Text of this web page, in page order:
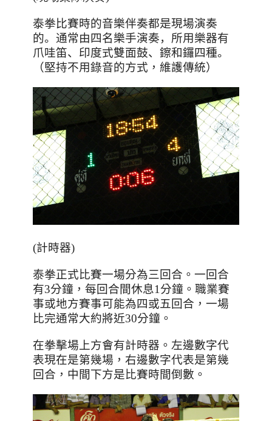
泰拳比賽時的音樂伴奏都是現場演奏
的。通常由四名樂手演奏，所用樂器有
爪哇笛、印度式雙面鼓、鑔和鑼四種。
（堅持不用錄音的方式，維護傳統）
(計時器)
泰拳正式比賽一場分為三回合。一回合
有3分鐘，每回合間休息1分鐘。職業賽
事或地方賽事可能為四或五回合，一場
比完通常大約將近30分鐘。
在拳擊場上方會有計時器。左邊數字代
表現在是第幾場，右邊數字代表是第幾
回合，中間下方是比賽時間倒數。